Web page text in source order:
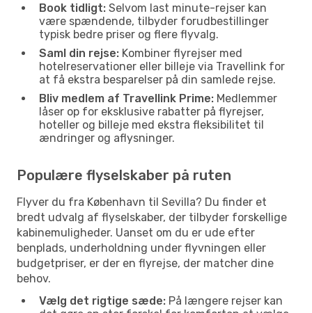
Book tidligt: Selvom last minute-rejser kan
være spændende, tilbyder forudbestillinger
typisk bedre priser og flere flyvalg.
Saml din rejse: Kombiner flyrejser med
hotelreservationer eller billeje via Travellink for
at få ekstra besparelser på din samlede rejse.
Bliv medlem af Travellink Prime: Medlemmer
låser op for eksklusive rabatter på flyrejser,
hoteller og billeje med ekstra fleksibilitet til
ændringer og aflysninger.
Populære flyselskaber på ruten
Flyver du fra København til Sevilla? Du finder et
bredt udvalg af flyselskaber, der tilbyder forskellige
kabinemuligheder. Uanset om du er ude efter
benplads, underholdning under flyvningen eller
budgetpriser, er der en flyrejse, der matcher dine
behov.
Vælg det rigtige sæde: På længere rejser kan